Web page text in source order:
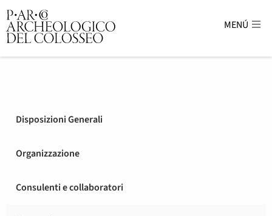
Parco Archeologico del
MENÚ
Disposizioni Generali
Organizzazione
Consulenti e collaboratori